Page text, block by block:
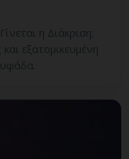
η Διάκριση;
εξατομικευμένη